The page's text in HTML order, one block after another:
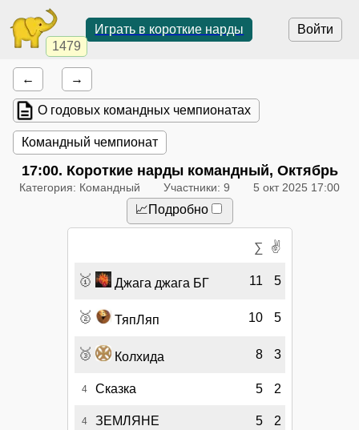
1479
Войти
Играть в короткие нарды
← →
О годовых командных чемпионатах
Командный чемпионат
17:00. Короткие нарды командный, Октябрь
Категория: Командный Участники: 9 5 окт 2025 17:00
📈Подробно
∑ ✌
🥇 Джага джага БГ 11 5
🥈 ТяпЛяп 10 5
🥉 Колхида 8 3
4 Сказка 5 2
4 ЗЕМЛЯНЕ 5 2